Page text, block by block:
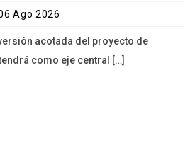
Ago 2026
acotada del proyecto de
como eje central […]